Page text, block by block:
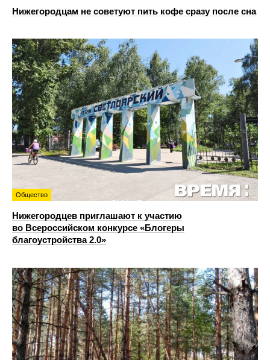
Нижегородцам не советуют пить кофе сразу после сна
Общество
Нижегородцев приглашают к участию
во Всероссийском конкурсе «Блогеры
благоустройства 2.0»